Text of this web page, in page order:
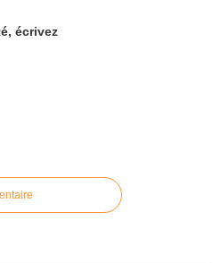
écrivez